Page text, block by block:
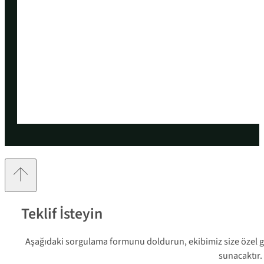
Teklif İsteyin
Aşağıdaki sorgulama formunu doldurun, ekibimiz size
sunacaktır.